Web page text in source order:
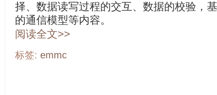
择、数据读写过程的交互、数据的校验，
的通信模型等内容。
阅读全文>>
标签: emmc